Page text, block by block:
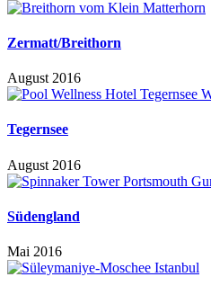
Zermatt/Breithorn
August 2016
Tegernsee
August 2016
Südengland
Mai 2016